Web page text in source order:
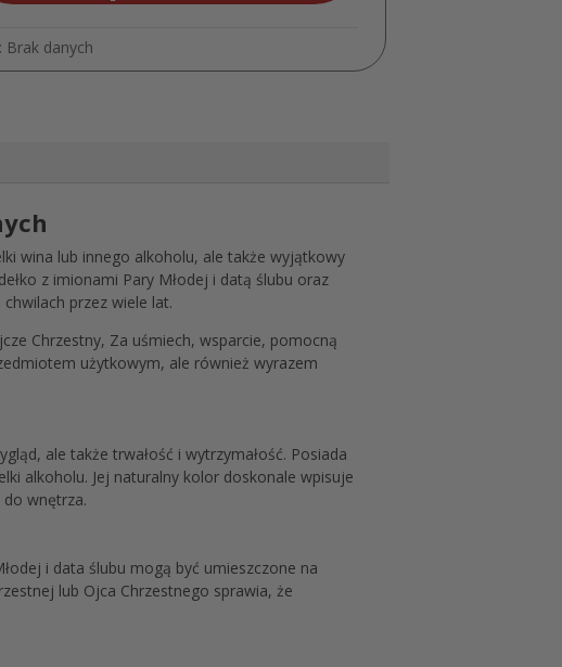
MD037
Brak danych
wina lub innego alkoholu, ale także wyjątkowy
z imionami Pary Młodej i datą ślubu oraz
przez wiele lat.
Chrzestny, Za uśmiech, wsparcie, pomocną
użytkowym, ale również wyrazem
ale także trwałość i wytrzymałość. Posiada
alkoholu. Jej naturalny kolor doskonale wpisuje
wnętrza.
i data ślubu mogą być umieszczone na
lub Ojca Chrzestnego sprawia, że